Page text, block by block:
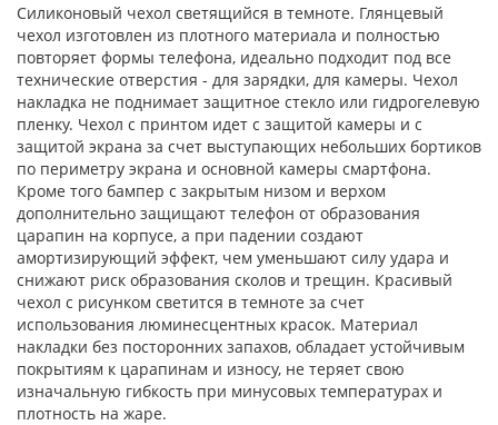
Силиконовый чехол светящийся в темноте. Глянцевый
чехол изготовлен из плотного материала и полностью
повторяет формы телефона, идеально подходит под все
технические отверстия - для зарядки, для камеры. Чехол
накладка не поднимает защитное стекло или гидрогелевую
пленку. Чехол с принтом идет с защитой камеры и с
защитой экрана за счет выступающих небольших бортиков
по периметру экрана и основной камеры смартфона.
Кроме того бампер с закрытым низом и верхом
дополнительно защищают телефон от образования
царапин на корпусе, а при падении создают
амортизирующий эффект, чем уменьшают силу удара и
снижают риск образования сколов и трещин. Красивый
чехол с рисунком светится в темноте за счет
использования люминесцентных красок. Материал
накладки без посторонних запахов, обладает устойчивым
покрытиям к царапинам и износу, не теряет свою
изначальную гибкость при минусовых температурах и
плотность на жаре.